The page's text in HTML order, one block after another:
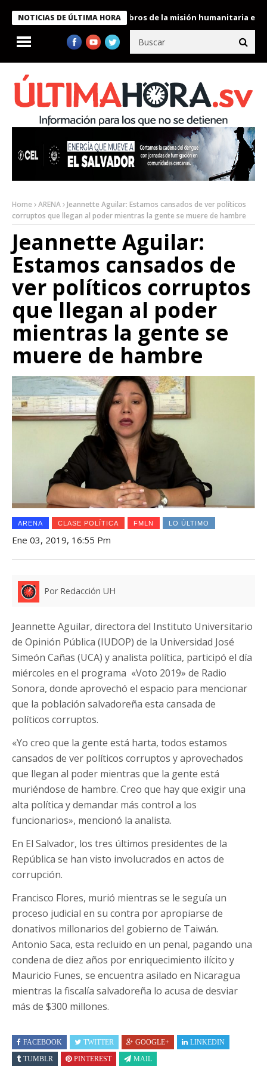
NOTICIAS DE ÚLTIMA HORA
Bukele condecora a miembros de la misión humanitaria enviada
Home ARENA Jeannette Aguilar: Estamos cansados de ver políticos
corruptos que llegan al poder mientras la gente se muere de hambre
Jeannette Aguilar:
Estamos cansados de
ver políticos corruptos
que llegan al poder
mientras la gente se
muere de hambre
ARENA CLASE POLÍTICA FMLN LO ÚLTIMO
Ene 03, 2019, 16:55 Pm
Por Redacción UH
Jeannette Aguilar, directora del Instituto Universitario
de Opinión Pública (IUDOP) de la Universidad José
Simeón Cañas (UCA) y analista política, participó el día
miércoles en el programa «Voto 2019» de Radio
Sonora, donde aprovechó el espacio para mencionar
que la población salvadoreña esta cansada de
políticos corruptos.
«Yo creo que la gente está harta, todos estamos
cansados de ver políticos corruptos y aprovechados
que llegan al poder mientras que la gente está
muriéndose de hambre. Creo que hay que exigir una
alta política y demandar más control a los
funcionarios», mencionó la analista.
En El Salvador, los tres últimos presidentes de la
República se han visto involucrados en actos de
corrupción.
Francisco Flores, murió mientras se le seguía un
proceso judicial en su contra por apropiarse de
donativos millonarios del gobierno de Taiwán.
Antonio Saca, esta recluido en un penal, pagando una
condena de diez años por enriquecimiento ilícito y
Mauricio Funes, se encuentra asilado en Nicaragua
mientras la fiscalía salvadoreña lo acusa de desviar
más de $300 millones.
FACEBOOK TWITTER GOOGLE+
LINKEDIN
TUMBLR
PINTEREST MAIL